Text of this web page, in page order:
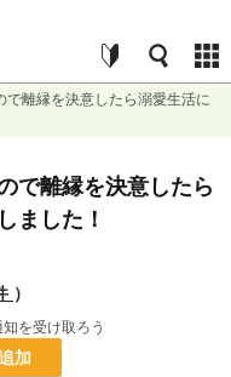
で離縁を決意したら溺愛生活に
で離縁を決意したら
ました！
）
を受け取ろう
加